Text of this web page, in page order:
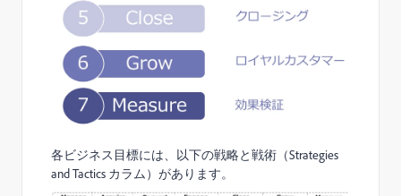
各ビジネス目標には、以下の戦略と戦術（Strategies
and Tactics カラム）があります。